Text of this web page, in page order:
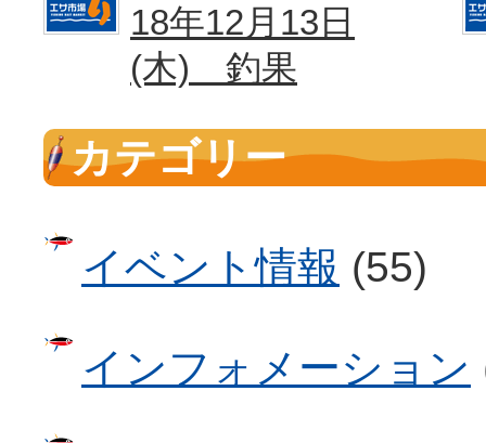
18年12月13日
(木) 釣果
カテゴリー
イベント情報 (55)
インフォメーション